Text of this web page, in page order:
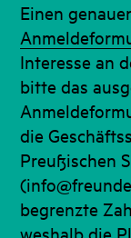
Einen
Interesse an
bitte das
die
Preußischen
begrenzte
weshalb die